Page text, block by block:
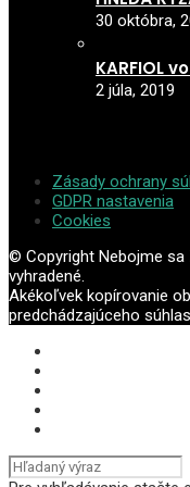
30 októbra,
KARFIOL
2 júla, 2019
Zásady ochrany
GDPR nastavenia
Cookies
© Copyright Nebojme sa
vyhradené.
Akékoľvek kopírovanie
predchádzajúceho